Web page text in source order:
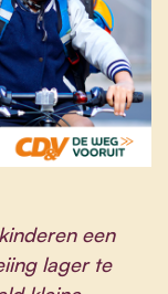
een
lager te